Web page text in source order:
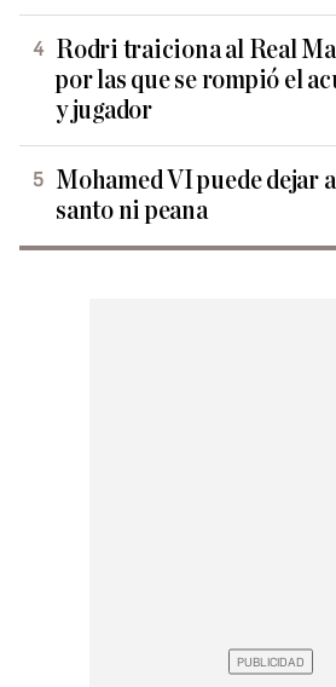
Rodri traiciona al Real
por las que se rompió el
y jugador
Mohamed VI puede dejar
santo ni peana